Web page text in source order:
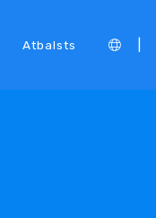
Atbalsts